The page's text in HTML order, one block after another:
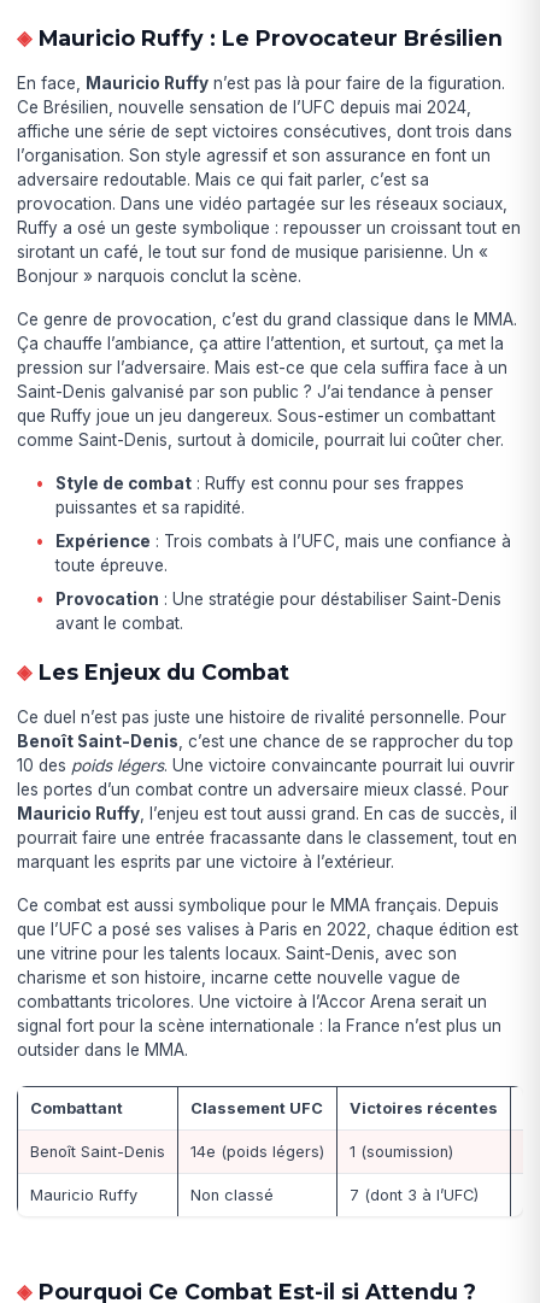
Mauricio Ruffy : Le Provocateur Brésilien
En face, Mauricio Ruffy n’est pas là pour faire de la figuration.
Ce Brésilien, nouvelle sensation de l’UFC depuis mai 2024,
affiche une série de sept victoires consécutives, dont trois dans
l’organisation. Son style agressif et son assurance en font un
adversaire redoutable. Mais ce qui fait parler, c’est sa
provocation. Dans une vidéo partagée sur les réseaux sociaux,
Ruffy a osé un geste symbolique : repousser un croissant tout en
sirotant un café, le tout sur fond de musique parisienne. Un «
Bonjour » narquois conclut la scène.
Ce genre de provocation, c’est du grand classique dans le MMA.
Ça chauffe l’ambiance, ça attire l’attention, et surtout, ça met la
pression sur l’adversaire. Mais est-ce que cela suffira face à un
Saint-Denis galvanisé par son public ? J’ai tendance à penser
que Ruffy joue un jeu dangereux. Sous-estimer un combattant
comme Saint-Denis, surtout à domicile, pourrait lui coûter cher.
Style de combat : Ruffy est connu pour ses frappes
puissantes et sa rapidité.
Expérience : Trois combats à l’UFC, mais une confiance à
toute épreuve.
Provocation : Une stratégie pour déstabiliser Saint-Denis
avant le combat.
Les Enjeux du Combat
Ce duel n’est pas juste une histoire de rivalité personnelle. Pour
Benoît Saint-Denis , c’est une chance de se rapprocher du top
10 des poids légers. Une victoire convaincante pourrait lui ouvrir
les portes d’un combat contre un adversaire mieux classé. Pour
Mauricio Ruffy , l’enjeu est tout aussi grand. En cas de succès, il
pourrait faire une entrée fracassante dans le classement, tout en
marquant les esprits par une victoire à l’extérieur.
Ce combat est aussi symbolique pour le MMA français. Depuis
que l’UFC a posé ses valises à Paris en 2022, chaque édition est
une vitrine pour les talents locaux. Saint-Denis, avec son
charisme et son histoire, incarne cette nouvelle vague de
combattants tricolores. Une victoire à l’Accor Arena serait un
signal fort pour la scène internationale : la France n’est plus un
outsider dans le MMA.
Combattant Classement UFC Victoires récentes
Benoît Saint-Denis 14e (poids légers) 1 (soumission)
Mauricio Ruffy Non classé 7 (dont 3 à l’UFC)
Pourquoi Ce Combat Est-il si Attendu ?